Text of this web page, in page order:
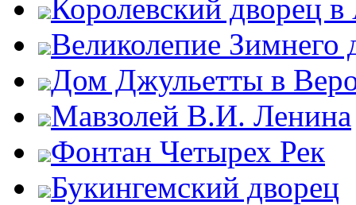
Королевский дворец
Великолепие
Дом Джульетты в
Мавзолей В.И. Ленина
Фонтан Четырех Рек
Букингемский дворец